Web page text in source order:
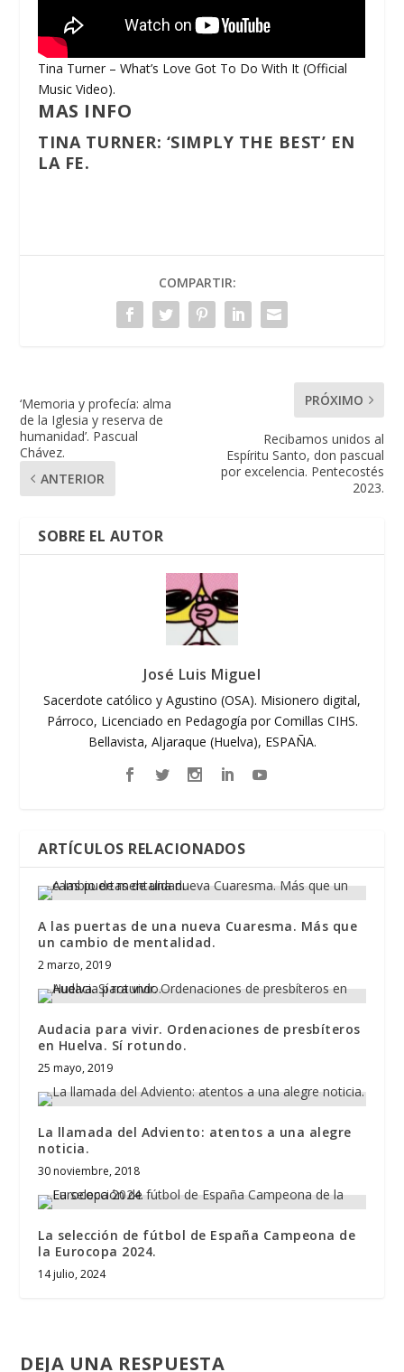
Tina Turner – What’s Love Got To Do With It (Official
Music Video).
MAS INFO
TINA TURNER: ‘SIMPLY THE BEST’ EN
LA FE.
COMPARTIR:
‘Memoria y profecía: alma
de la Iglesia y reserva de
humanidad’. Pascual
Chávez.
ANTERIOR
PRÓXIMO
Recibamos unidos al
Espíritu Santo, don pascual
por excelencia. Pentecostés
2023.
SOBRE EL AUTOR
José Luis Miguel
Sacerdote católico y Agustino (OSA). Misionero digital,
Párroco, Licenciado en Pedagogía por Comillas CIHS.
Bellavista, Aljaraque (Huelva), ESPAÑA.
ARTÍCULOS RELACIONADOS
A las puertas de una nueva Cuaresma. Más que
un cambio de mentalidad.
2 marzo, 2019
Audacia para vivir. Ordenaciones de presbíteros
en Huelva. Sí rotundo.
25 mayo, 2019
La llamada del Adviento: atentos a una alegre
noticia.
30 noviembre, 2018
La selección de fútbol de España Campeona de
la Eurocopa 2024.
14 julio, 2024
DEJA UNA RESPUESTA